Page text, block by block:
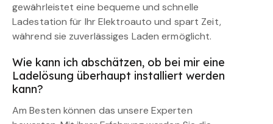
gewährleistet eine bequeme und schnelle
Ladestation für Ihr Elektroauto und spart Zeit,
während sie zuverlässiges Laden ermöglicht.
Wie kann ich abschätzen, ob bei mir eine
Ladelösung überhaupt installiert werden
kann?
Am Besten können das unsere Experten